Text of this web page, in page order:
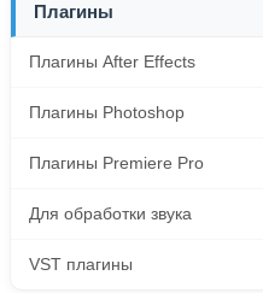
Плагины
Плагины After Effects
Плагины Photoshop
Плагины Premiere Pro
Для обработки звука
VST плагины